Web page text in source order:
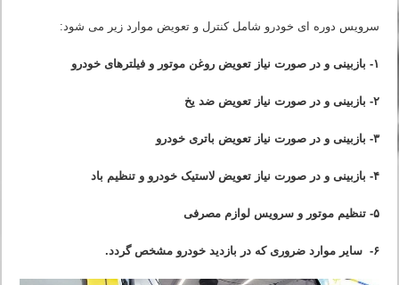
سرویس دوره ای خودرو شامل کنترل و تعویض موارد زیر می شود:
۱- بازبینی و در صورت نیاز تعویض روغن موتور و فیلترهای خودرو
۲- بازبینی و در صورت نیاز تعویض ضد یخ
۳- بازبینی و در صورت نیاز تعویض باتری خودرو
۴- بازبینی و در صورت نیاز تعویض لاستیک خودرو و تنظیم باد
۵- تنظیم موتور و سرویس لوازم مصرفی
۶- سایر موارد ضروری که در بازدید خودرو مشخص گردد.